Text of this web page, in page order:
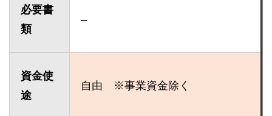
必要書
類
–
資金使
途
自由 ※事業資金除く